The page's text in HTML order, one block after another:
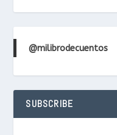
@milibrodecuentos
SUBSCRIBE